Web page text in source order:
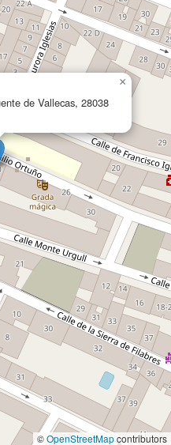
de Vallecas, 28038
×
©OpenStreetMapcontributors